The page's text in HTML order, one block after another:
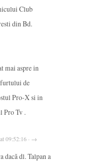
Club
din Bd.
mai aspre in
de
Pro-X si in
Pro Tv .
09:52:16 · →
dacă dl. Talpan a